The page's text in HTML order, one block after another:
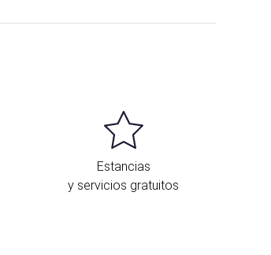
Estancias
y servicios gratuitos